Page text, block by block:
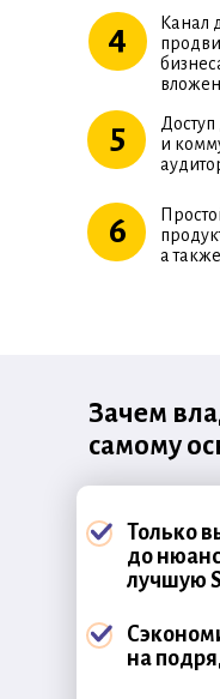
Канал
4
и
5
а
6
Только
до
лучшую
Зачем
самому
на